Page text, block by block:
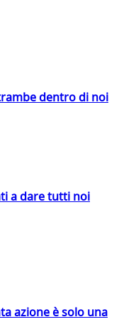
dentro di noi
a dare tutti noi
azione è solo una